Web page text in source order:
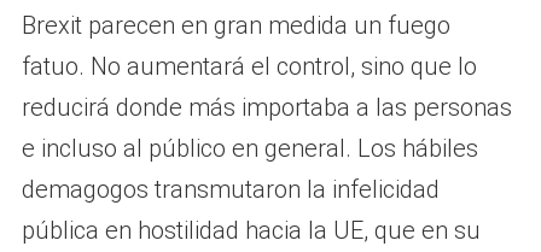
Brexit parecen en gran medida un fuego
fatuo. No aumentará el control, sino que lo
reducirá donde más importaba a las personas
e incluso al público en general. Los hábiles
demagogos transmutaron la infelicidad
pública en hostilidad hacia la UE, que en su